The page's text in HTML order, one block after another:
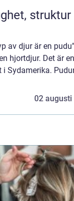
av djur är en
hjortdjur. Det är
Sydamerika.
02 augusti